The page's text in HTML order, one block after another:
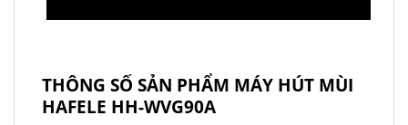
THÔNG SỐ SẢN PHẨM MÁY HÚT MÙI
HAFELE HH-WVG90A